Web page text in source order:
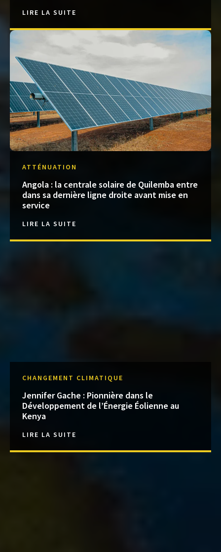
LIRE LA SUITE
ATTÉNUATION
Angola : la centrale solaire de Quilemba entre
dans sa dernière ligne droite avant mise en
service
LIRE LA SUITE
CHANGEMENT CLIMATIQUE
Jennifer Gache : Pionnière dans le
Développement de l’Énergie Éolienne au
Kenya
LIRE LA SUITE